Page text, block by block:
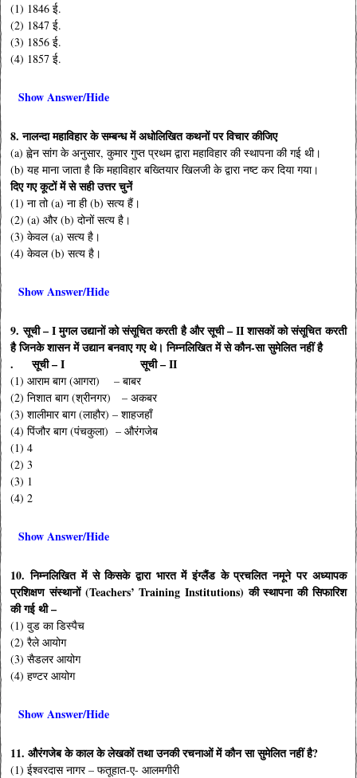
(1) 1846 ई.
(2) 1847 ई.
(3) 1856 ई.
(4) 1857 ई.
Show Answer/Hide
8. नालन्दा महाविहार के सम्बन्ध में अधोलिखित कथनों पर विचार कीजिए
(a) ह्वेन सांग के अनुसार, कुमार गुप्त प्रथम द्वारा महाविहार की स्थापना की गई थी।
(b) यह माना जाता है कि महाविहार बख्तियार खिलजी के द्वारा नष्ट कर दिया गया।
दिए गए कूटों में से सही उत्तर चुनें
(1) ना तो (a) ना ही (b) सत्य हैं।
(2) (a) और (b) दोनों सत्य है।
(3) केवल (a) सत्य है।
(4) केवल (b) सत्य है।
Show Answer/Hide
9. सूची – I मुगल उद्यानों को संसूचित करती है और सूची – II शासकों को संसूचित करती
है जिनके शासन में उद्यान बनवाए गए थे। निम्नलिखित में से कौन-सा सुमेलित नहीं है
. सूची – I सूची – II
(1) आराम बाग (आगरा) – बाबर
(2) निशात बाग (श्रीनगर) – अकबर
(3) शालीमार बाग (लाहौर) – शाहजहाँ
(4) पिंजौर बाग (पंचकुला) – औरंगजेब
(1) 4
(2) 3
(3) 1
(4) 2
Show Answer/Hide
10. निम्नलिखित में से किसके द्वारा भारत में इंग्लैंड के प्रचलित नमूने पर अध्यापक
प्रशिक्षण संस्थानों (Teachers’ Training Institutions) की स्थापना की सिफारिश
की गई थी –
(1) वुड का डिस्पैच
(2) रैले आयोग
(3) सैडलर आयोग
(4) हण्टर आयोग
Show Answer/Hide
11. औरंगजेब के काल के लेखकों तथा उनकी रचनाओं में कौन सा सुमेलित नहीं है?
(1) ईश्वरदास नागर – फतूहात-ए- आलमगीरी